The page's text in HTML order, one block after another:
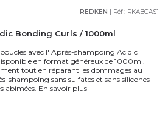
REDKEN | Réf : RKABCAS1
Bonding Curls / 1000ml
avec l' Après-shampoing Acidic
en format généreux de 1000ml.
tout en réparant les dommages au
shampoing sans sulfates et sans silicones
abîmées. En savoir plus